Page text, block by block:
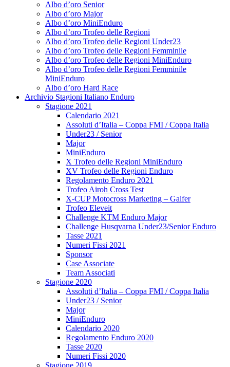
Albo d’oro Senior
Albo d’oro Major
Albo d’oro MiniEnduro
Albo d’oro Trofeo delle Regioni
Albo d’oro Trofeo delle Regioni Under23
Albo d’oro Trofeo delle Regioni Femminile
Albo d’oro Trofeo delle Regioni MiniEnduro
Albo d’oro Trofeo delle Regioni Femminile
MiniEnduro
Albo d’oro Hard Race
Archivio Stagioni Italiano Enduro
Stagione 2021
Calendario 2021
Assoluti d’Italia – Coppa FMI / Coppa Italia
Under23 / Senior
Major
MiniEnduro
X Trofeo delle Regioni MiniEnduro
XV Trofeo delle Regioni Enduro
Regolamento Enduro 2021
Trofeo Airoh Cross Test
X-CUP Motocross Marketing – Galfer
Trofeo Eleveit
Challenge KTM Enduro Major
Challenge Husqvarna Under23/Senior Enduro
Tasse 2021
Numeri Fissi 2021
Sponsor
Case Associate
Team Associati
Stagione 2020
Assoluti d’Italia – Coppa FMI / Coppa Italia
Under23 / Senior
Major
MiniEnduro
Calendario 2020
Regolamento Enduro 2020
Tasse 2020
Numeri Fissi 2020
Stagione 2019